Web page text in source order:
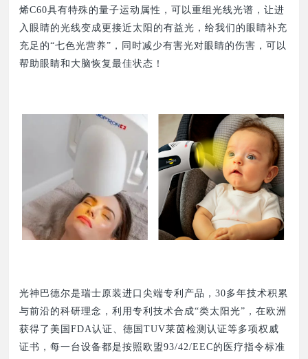
烯C60具有特殊的量子运动属性，可以重组光线光谱，让进
入眼睛的光线变成更接近太阳的有益光，给我们的眼睛补充
充足的“七色光营养”，同时减少有害光对眼睛的伤害，可以
帮助眼睛和大脑恢复最佳状态！
光神巴德尔是瑞士原装进口尖端专利产品，30多年技术积累
与前沿的科研理念，利用专利技术合成“类太阳光”，在欧洲
获得了美国FDA认证、德国TUV莱茵检测认证等多项权威
证书，每一台设备都是按照欧盟93/42/EEC的医疗指令标准